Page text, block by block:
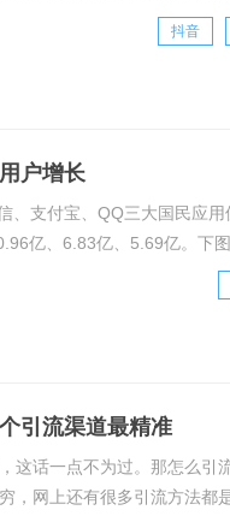
体店铺，业绩都在直线下滑
抖音
户增长
、支付宝、QQ三大国民应
亿、6.83亿、5.69亿。下
。此文档主要讨论基于QQ这
这个渠道进行的拓展用户（
引流渠道最精准
这话一点不为过。那怎么引
，网上还有很多引流方法都